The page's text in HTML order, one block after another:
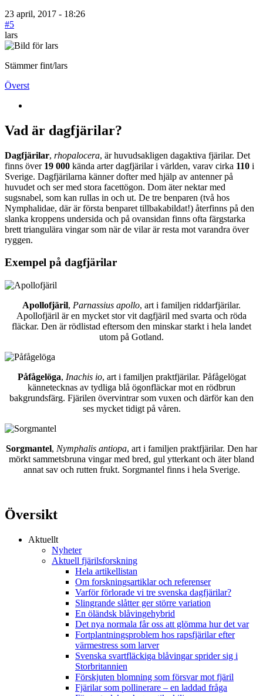
23 april, 2017 - 18:26
#5
lars
Stämmer fint/lars
Överst
Vad är dagfjärilar?
Dagfjärilar, rhopalocera, är huvudsakligen dagaktiva fjärilar. Det
finns över 19 000 kända arter dagfjärilar i världen, varav cirka 110 i
Sverige. Dagfjärilarna känner dofter med hjälp av antenner på
huvudet och ser med stora facettögon. Dom äter nektar med
sugsnabel, som kan rullas in och ut. De tre benparen (två hos
Nymphalidae, där är första benparet tillbakabildat!) återfinns på den
slanka kroppens undersida och på ovansidan finns ofta färgstarka
brett triangulära vingar som när de vilar är resta mot varandra över
ryggen.
Exempel på dagfjärilar
Apollofjäril, Parnassius apollo, art i familjen riddarfjärilar.
Apollofjäril är en mycket stor vit dagfjäril med svarta och röda
fläckar. Den är rödlistad eftersom den minskar starkt i hela landet
utom på Gotland.
Påfågelöga, Inachis io, art i familjen praktfjärilar. Påfågelögat
kännetecknas av tydliga blå ögonfläckar mot en rödbrun
bakgrundsfärg. Fjärilen övervintrar som vuxen och därför kan den
ses mycket tidigt på våren.
Sorgmantel, Nymphalis antiopa, art i familjen praktfjärilar. Den har
mörkt sammetsbruna vingar med bred, gul ytterkant och äter bland
annat sav och rutten frukt. Sorgmantel finns i hela Sverige.
Översikt
Aktuellt
Nyheter
Aktuell fjärilsforskning
Hela artikellistan
Om forskningsartiklar och referenser
Varför förlorade vi tre svenska dagfjärilar?
Slingrande slåtter ger större variation
En öländsk blåvingehybrid
Det nya normala får oss att glömma hur det var
Fortplantningsproblem hos rapsfjärilar efter
värmestress som larver
Svenska svartfläckiga blåvingar sprider sig i
Storbritannien
Förskjuten blomning som försvar mot fjäril
Fjärilar som pollinerare – en laddad fråga